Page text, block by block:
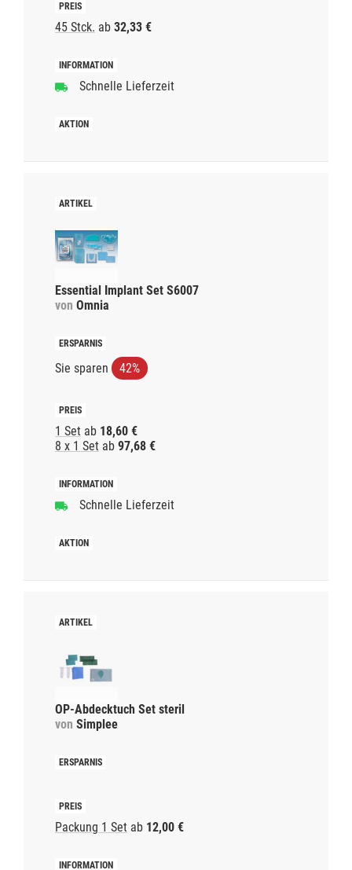
45 Stck. ab 32,33 €
Schnelle Lieferzeit
Essential Implant Set S6007
von Omnia
Sie sparen 42%
1 Set ab 18,60 €
8 x 1 Set ab 97,68 €
Schnelle Lieferzeit
OP-Abdecktuch Set steril
von Simplee
Packung 1 Set ab 12,00 €